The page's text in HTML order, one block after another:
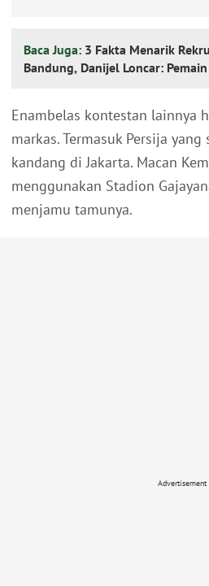
Baca Juga: 3 Fakta Menarik
Bandung, Danijel Loncar:
Enambelas kontestan lainnya
markas. Termasuk Persija
kandang di Jakarta. Macan
menggunakan Stadion
menjamu tamunya.
Advertisement